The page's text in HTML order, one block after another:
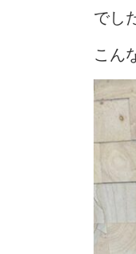
でし
こん